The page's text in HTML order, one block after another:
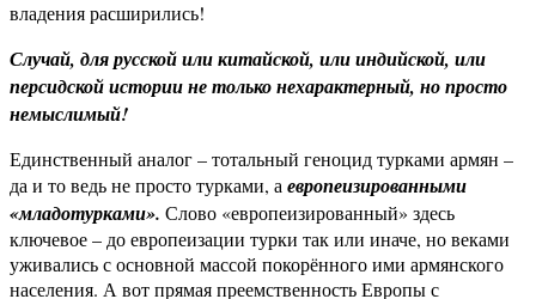
владения расширились!
Случай, для русской или китайской, или индийской, или
персидской истории не только нехарактерный, но просто
немыслимый!
Единственный аналог – тотальный геноцид турками армян –
да и то ведь не просто турками, аевропеизированными
«младотурками». Слово «европеизированный» здесь
ключевое – до европеизации турки так или иначе, но веками
уживались с основной массой покорённого ими армянского
населения. А вот прямая преемственность Европы с